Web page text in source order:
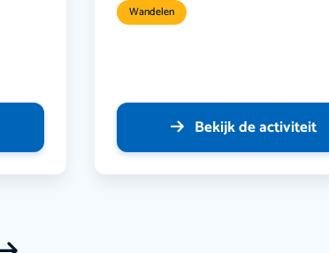
Wandelen
Bekijk de activiteit